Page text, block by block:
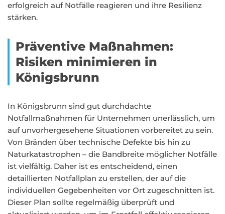
erfolgreich auf Notfälle reagieren und ihre Resilienz
stärken.
Präventive Maßnahmen:
Risiken minimieren in
Königsbrunn
In Königsbrunn sind gut durchdachte
Notfallmaßnahmen für Unternehmen unerlässlich, um
auf unvorhergesehene Situationen vorbereitet zu sein.
Von Bränden über technische Defekte bis hin zu
Naturkatastrophen – die Bandbreite möglicher Notfälle
ist vielfältig. Daher ist es entscheidend, einen
detaillierten Notfallplan zu erstellen, der auf die
individuellen Gegebenheiten vor Ort zugeschnitten ist.
Dieser Plan sollte regelmäßig überprüft und